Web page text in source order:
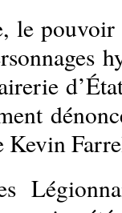
le
Kevin